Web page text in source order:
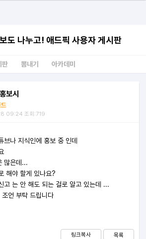
도 나누고! 애드픽 사용자 게시판
판 뽐내기 아카데미
보시
09:24 조회:719
브나 지식인에 홍보 중 인데
많은데...
해야 할게 있나요?
고 는 안 해도 되는 걸로 알고 있는데 ...
언 부탁 드립니다
링크복사 목록